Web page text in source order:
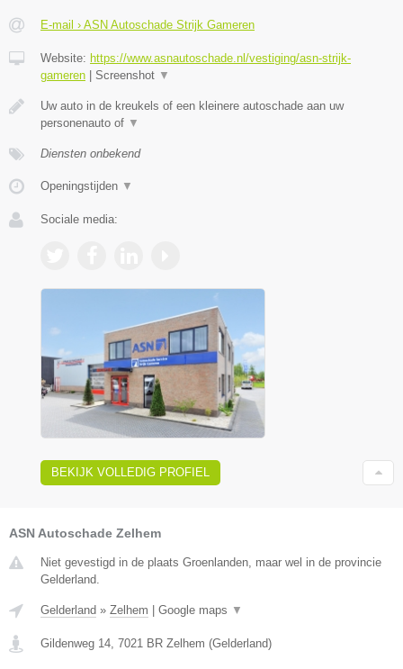
E-mail › ASN Autoschade Strijk Gameren
Website: https://www.asnautoschade.nl/vestiging/asn-strijk-
gameren
Screenshot ▼
Uw auto in de kreukels of een kleinere autoschade aan uw
personenauto of ▼
Diensten onbekend
Openingstijden ▼
Sociale media:
BEKIJK VOLLEDIG PROFIEL
ASN Autoschade Zelhem
Niet gevestigd in de plaats Groenlanden, maar wel in de provincie
Gelderland.
Gelderland » Zelhem Google maps ▼
Gildenweg 14, 7021 BR Zelhem (Gelderland)